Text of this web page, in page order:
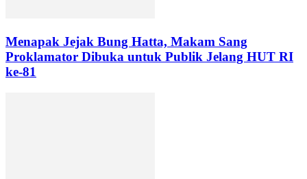
Menapak Jejak Bung Hatta, Makam Sang
Proklamator Dibuka untuk Publik Jelang HUT RI
ke-81